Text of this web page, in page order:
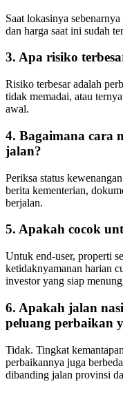
Saat lokasinya
dan harga saat ini sudah
3. Apa risiko
Risiko terbesar adalah
tidak memadai, atau
awal.
4. Bagaimana cara
jalan?
Periksa status
berita kementerian,
berjalan.
5. Apakah cocok
Untuk end-user, properti
ketidaknyamanan harian
investor yang siap
6. Apakah jalan
peluang perbaikan
Tidak. Tingkat
perbaikannya juga
dibanding jalan provinsi